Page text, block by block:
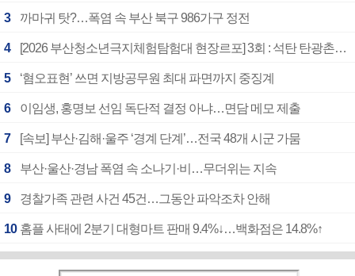
3 까마귀 탓?…폭염 속 부산 북구 986가구 정전
4 [2026 부산청소년극지체험탐험대 현장르포] 3회 : 석탄 탄광촌에서 북극 연구의 중심지로
5 ‘혐오표현’ 쓰면 지방공무원 최대 파면까지 중징계
6 이임생, 홍명보 선임 독단적 결정 아냐…면담 메모 제출
7 [속보] 부산·김해·울주 ‘경계 단계’…전국 48개 시군 가뭄
8 부산·울산·경남 폭염 속 소나기·비…무더위는 지속
9 경찰가족 관련 사건 45건…그동안 파악조차 안해
10 홈플 사태에 2분기 대형마트 판매 9.4%↓…백화점은 14.8%↑